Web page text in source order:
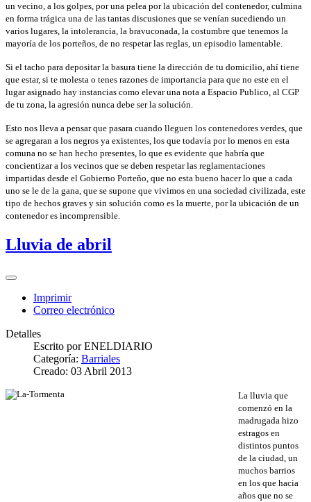
un vecino, a los golpes, por una pelea por la ubicación del contenedor, culmina
en forma trágica una de las tantas discusiones que se venían sucediendo un
varios lugares, la intolerancia, la bravuconada, la costumbre que tenemos la
mayoría de los porteños, de no respetar las reglas, un episodio lamentable.
Si el tacho para depositar la basura tiene la dirección de tu domicilio, ahí tiene
que estar, si te molesta o tenes razones de importancia para que no este en el
lugar asignado hay instancias como elevar una nota a Espacio Publico, al CGP
de tu zona, la agresión nunca debe ser la solución.
Esto nos lleva a pensar que pasara cuando lleguen los contenedores verdes, que
se agregaran a los negros ya existentes, los que todavía por lo menos en esta
comuna no se han hecho presentes, lo que es evidente que habría que
concientizar a los vecinos que se deben respetar las reglamentaciones
impartidas desde el Gobierno Porteño, que no esta bueno hacer lo que a cada
uno se le de la gana, que se supone que vivimos en una sociedad civilizada, este
tipo de hechos graves y sin solución como es la muerte, por la ubicación de un
contenedor es incomprensible.
Lluvia de abril
Imprimir
Correo electrónico
Detalles
Escrito porENELDIARIO
Categoría: Barriales
Creado: 03 Abril 2013
La lluvia que
comenzó en la
madrugada hizo
estragos en
distintos puntos
de la ciudad, un
muchos barrios
en los que hacia
años que no se